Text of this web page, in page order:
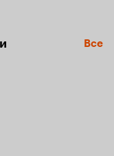
Все